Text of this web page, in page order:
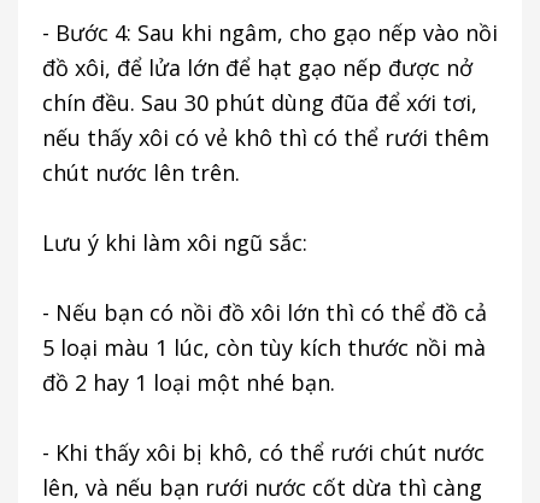
- Bước 4: Sau khi ngâm, cho gạo nếp vào nồi
đồ xôi, để lửa lớn để hạt gạo nếp được nở
chín đều. Sau 30 phút dùng đũa để xới tơi,
nếu thấy xôi có vẻ khô thì có thể rưới thêm
chút nước lên trên.
Lưu ý khi làm xôi ngũ sắc:
- Nếu bạn có nồi đồ xôi lớn thì có thể đồ cả
5 loại màu 1 lúc, còn tùy kích thước nồi mà
đồ 2 hay 1 loại một nhé bạn.
- Khi thấy xôi bị khô, có thể rưới chút nước
lên, và nếu bạn rưới nước cốt dừa thì càng